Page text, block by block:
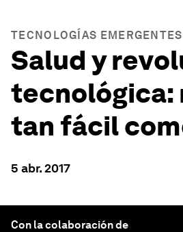
TECNOLOGÍAS EMERGENTES
Salud y
tecnológica:
tan fácil
5 abr. 2017
Con la colaboración de